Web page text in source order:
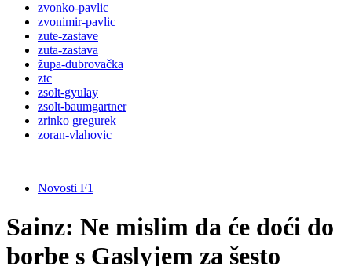
zvonko-pavlic
zvonimir-pavlic
zute-zastave
zuta-zastava
župa-dubrovačka
ztc
zsolt-gyulay
zsolt-baumgartner
zrinko gregurek
zoran-vlahovic
Novosti F1
Sainz: Ne mislim da će doći do
borbe s Gaslyjem za šesto